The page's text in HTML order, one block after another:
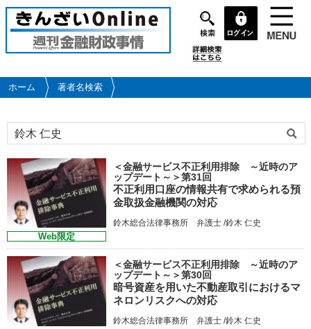
メ
イ
コ
ン
移
動
ホーム 著者名検索
Web限定
＜金融サービス不正利用排除 ～近時のア
ップデート～＞第31回
不正利用口座の情報共有で求められる預
金取扱金融機関の対応
鈴木総合法律事務所 弁護士 /鈴木 仁史
＜金融サービス不正利用排除 ～近時のア
ップデート～＞第30回
暗号資産を用いた不動産取引におけるマ
ネロンリスクへの対応
鈴木総合法律事務所 弁護士 /鈴木 仁史